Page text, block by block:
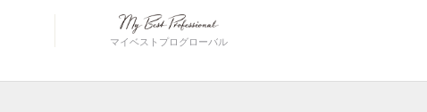
マイベストプログローバル